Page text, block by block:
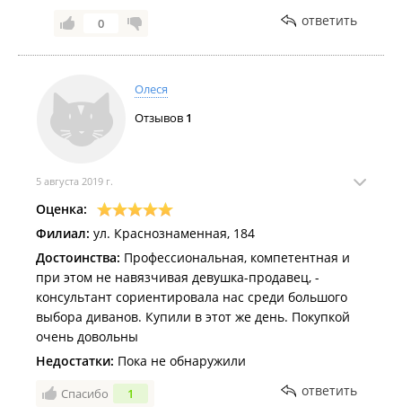
0 ответить
Олеся
Отзывов 1
5 августа 2019 г.
Оценка:
Филиал: ул. Краснознаменная, 184
Достоинства: Профессиональная, компетентная и
при этом не навязчивая девушка-продавец, -
консультант сориентировала нас среди большого
выбора диванов. Купили в этот же день. Покупкой
очень довольны
Недостатки: Пока не обнаружили
Спасибо 1 ответить